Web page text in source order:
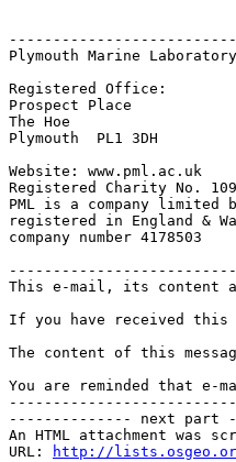
Plymouth Marine Laboratory
Registered Office:
Prospect Place
The Hoe
Plymouth  PL1 3DH
Website: www.pml.ac.uk
Registered Charity No.
PML is a company limited
registered in England &
company number 4178503
This e-mail, its content
If you have received
The content of this
You are reminded that e-
-------------- next part
An HTML attachment was
URL:
http://